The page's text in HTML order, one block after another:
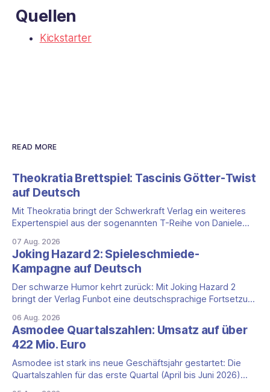
Quellen
Kickstarter
READ MORE
Theokratia Brettspiel: Tascinis Götter-Twist
auf Deutsch
Mit Theokratia bringt der Schwerkraft Verlag ein weiteres
Expertenspiel aus der sogenannten T-Reihe von Daniele
Tekhenu und Tzolk'in gehören. Der Aufhänger ist ein
ungewöhnlicher Perspektivwechsel: Sie steuern nicht die
eigene Zivilisation, sondern eine hochentwickelte
außerirdische Gottheit, die vier
07 Aug. 2026
Joking Hazard 2: Spieleschmiede-
Kampagne auf Deutsch
Der schwarze Humor kehrt zurück: Mit Joking Hazard 2
bringt der Verlag Funbot eine deutschsprachige Fortsetzung
Happiness (Explosm) auf die Spieleschmiede. Wir ordnen
ein, was die Kampagne unter dem Motto „Die fiesen
Comics sind zurück!" bietet und wo sie schweigt.
06 Aug. 2026
Asmodee Quartalszahlen: Umsatz auf über
422 Mio. Euro
Asmodee ist stark ins neue Geschäftsjahr gestartet: Die
Quartalszahlen für das erste Quartal (April bis Juni 2026)